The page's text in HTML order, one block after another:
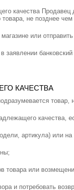
качества
товара, не позднее
или
заявлении
КАЧЕСТВА
качества,
артикула) или
товара или
и потребовать